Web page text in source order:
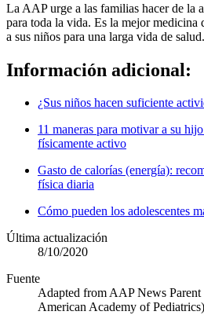
La AAP urge a las familias hacer de la
para toda la vida. Es la mejor medicina
a sus niños para una larga vida de salud.
Información adicional:
¿Sus niños hacen suficiente
11 maneras para motivar a su
físicamente activo
Gasto de calorías (energía):
física diaria
Cómo pueden los adolescentes
Última actualización
8/10/2020
Fuente
Adapted from AAP News
American Academy of Pediatrics)